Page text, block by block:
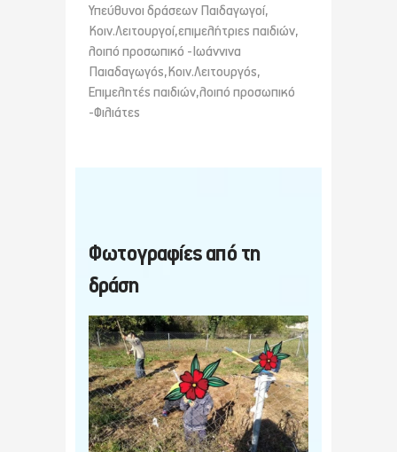
Υπεύθυνοι δράσεων Παιδαγωγοί,
Κοιν.Λειτουργοί,επιμελήτριες παιδιών,
λοιπό προσωπικό -Ιωάννινα
Παιαδαγωγός,Κοιν.Λειτουργός,
Επιμελητές παιδιών,λοιπό προσωπικό
-Φιλιάτες
Φωτογραφίες από τη
δράση